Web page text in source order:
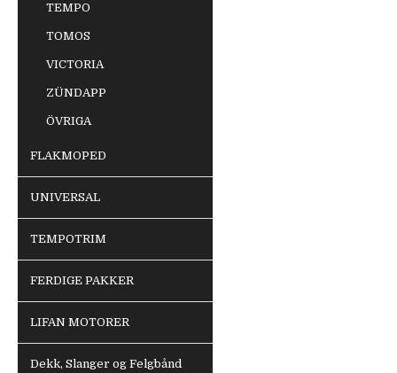
TEMPO
TOMOS
VICTORIA
ZÜNDAPP
ÖVRIGA
FLAKMOPED
UNIVERSAL
TEMPOTRIM
FERDIGE PAKKER
LIFAN MOTORER
Dekk, Slanger og Felgbånd